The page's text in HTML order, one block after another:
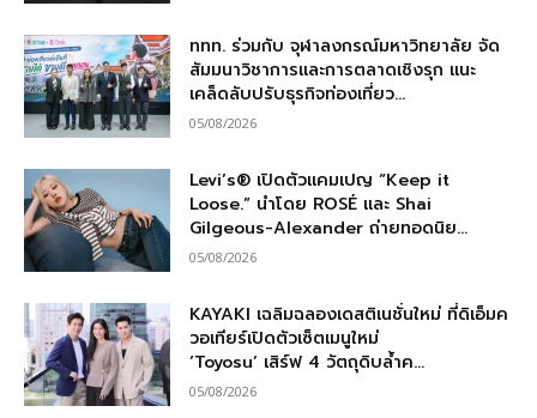
ททท. ร่วมกับ จุฬาลงกรณ์มหาวิทยาลัย จัด
สัมมนาวิชาการและการตลาดเชิงรุก แนะ
เคล็ดลับปรับธุรกิจท่องเที่ยว...
05/08/2026
Levi’s® เปิดตัวแคมเปญ “Keep it
Loose.” นำโดย ROSÉ และ Shai
Gilgeous-Alexander ถ่ายทอดนิย...
05/08/2026
KAYAKI เฉลิมฉลองเดสติเนชั่นใหม่ ที่ดิเอ็มค
วอเทียร์เปิดตัวเซ็ตเมนูใหม่
‘Toyosu’ เสิร์ฟ 4 วัตถุดิบล้ำค...
05/08/2026